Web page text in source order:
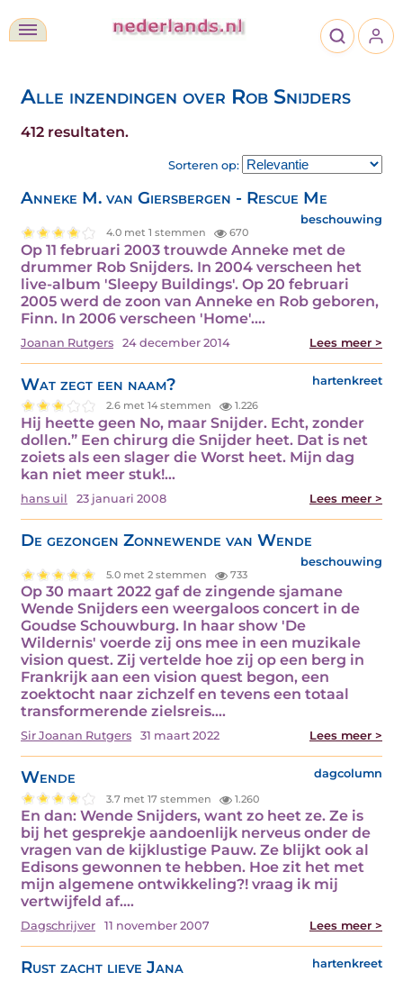
Alle inzendingen over Rob Snijders
412 resultaten.
Sorteren op:
Anneke M. van Giersbergen - Rescue Me
beschouwing
4.0 met 1 stemmen 670
Op 11 februari 2003 trouwde Anneke met de
drummer Rob Snijders. In 2004 verscheen het
live-album 'Sleepy Buildings'. Op 20 februari
2005 werd de zoon van Anneke en Rob geboren,
Finn. In 2006 verscheen 'Home'.…
Joanan Rutgers 24 december 2014 Lees meer >
Wat zegt een naam? hartenkreet
2.6 met 14 stemmen 1.226
Hij heette geen No, maar Snijder. Echt, zonder
dollen.” Een chirurg die Snijder heet. Dat is net
zoiets als een slager die Worst heet. Mijn dag
kan niet meer stuk!…
hans uil 23 januari 2008 Lees meer >
De gezongen Zonnewende van Wende
beschouwing
5.0 met 2 stemmen 733
Op 30 maart 2022 gaf de zingende sjamane
Wende Snijders een weergaloos concert in de
Goudse Schouwburg. In haar show 'De
Wildernis' voerde zij ons mee in een muzikale
vision quest. Zij vertelde hoe zij op een berg in
Frankrijk aan een vision quest begon, een
zoektocht naar zichzelf en tevens een totaal
transformerende zielsreis.…
Sir Joanan Rutgers 31 maart 2022 Lees meer >
Wende dagcolumn
3.7 met 17 stemmen 1.260
En dan: Wende Snijders, want zo heet ze. Ze is
bij het gesprekje aandoenlijk nerveus onder de
vragen van de kijklustige Pauw. Ze blijkt ook al
Edisons gewonnen te hebben. Hoe zit het met
mijn algemene ontwikkeling?! vraag ik mij
vertwijfeld af.…
Dagschrijver 11 november 2007 Lees meer >
Rust zacht lieve Jana hartenkreet